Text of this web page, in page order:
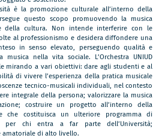
è la promozione culturale all’interno della
questo scopo promuovendo la musica
della cultura. Non intende interferire con le
al professionismo e desidera diffondere una
in senso elevato, perseguendo qualità e
nella vita sociale. L’Orchestra UNIUD
mirando a vari obiettivi: dare agli studenti e al
di vivere l’esperienza della pratica musicale
tecnico-musicali individuali, nel contesto
integrale della persona; valorizzare la musica
costruire un progetto all’interno della
che costituisca un ulteriore programma di
per chi entra a far parte dell’Università;
amatoriale di alto livello.